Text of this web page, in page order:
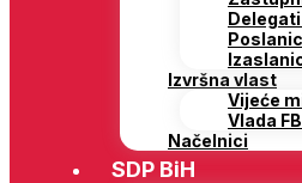
Delegati
Izvršna vlast
Vijeće
Vlada
Načelnici
SDP BiH